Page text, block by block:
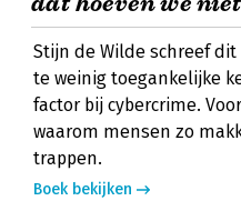
Stijn de Wilde schreef
te weinig toegankelijke
factor bij cybercrime.
waarom mensen zo
trappen.
Boek bekijken